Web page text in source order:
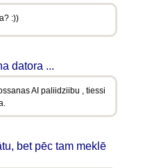
:))
datora ...
AI paliidziibu , tiessi
bet pēc tam meklē